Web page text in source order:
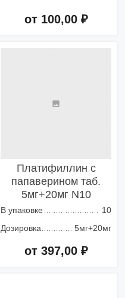
от 100,00 ₽
Платифиллин с
папаверином таб.
5мг+20мг N10
В упаковке
10
Дозировка
5мг+20мг
от 397,00 ₽